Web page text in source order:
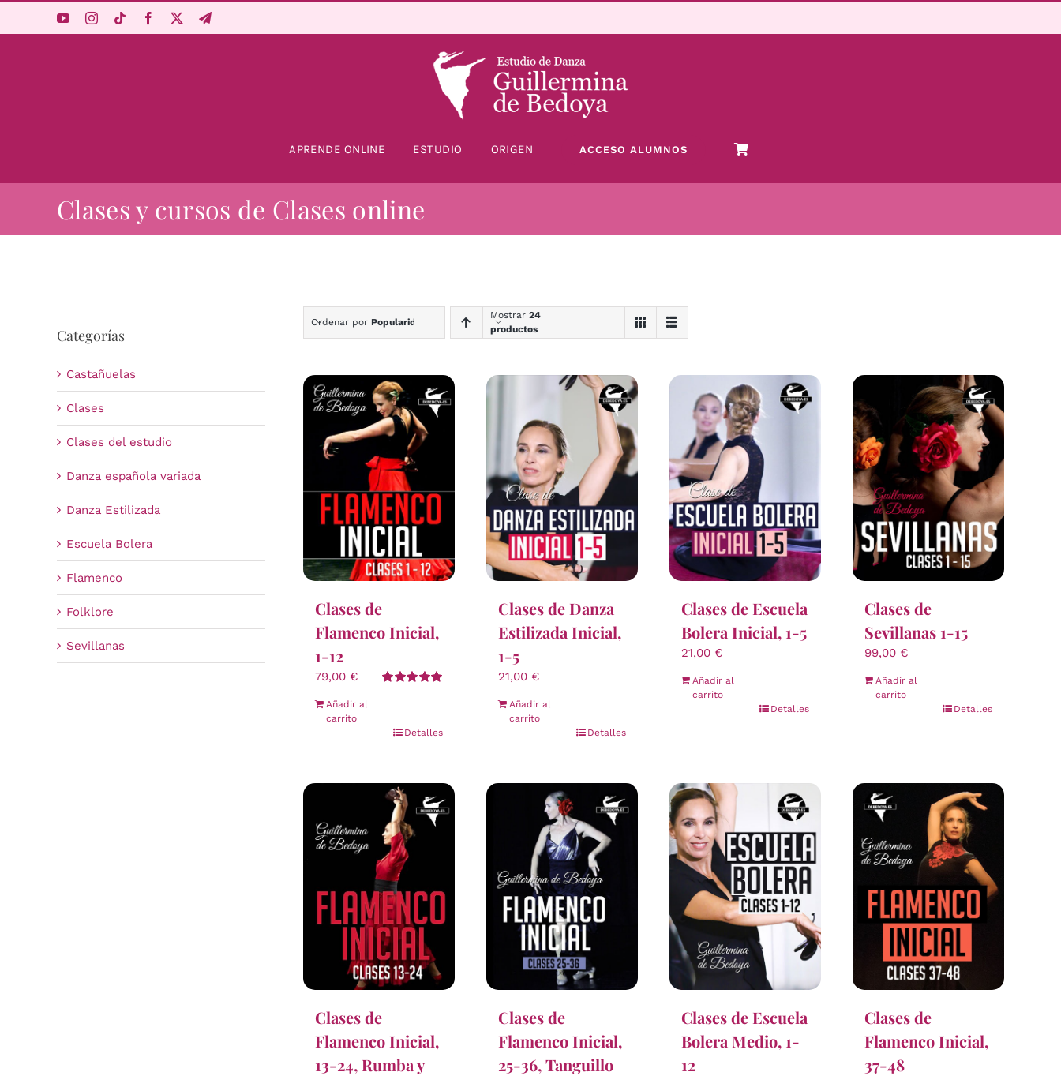
APRENDE ONLINE ESTUDIO ORIGEN ACCESO ALUMNOS
Clases y cursos de Clases online
Categorías
Castañuelas
Clases
Clases del estudio
Danza española variada
Danza Estilizada
Escuela Bolera
Flamenco
Folklore
Sevillanas
Ordenar por Popularidad
Mostrar 24
productos
Clases de
Flamenco Inicial,
1-12
79,00 €
Añadir al
carrito
Detalles
Clases de Danza
Estilizada Inicial,
1-5
21,00 €
Añadir al
carrito
Detalles
Clases de Escuela
Bolera Inicial, 1-5
21,00 €
Añadir al
carrito
Detalles
Clases de
Sevillanas 1-15
99,00 €
Añadir al
carrito
Detalles
Clases de
Flamenco Inicial,
13-24, Rumba y
Clases de
Flamenco Inicial,
25-36, Tanguillo
Clases de Escuela
Bolera Medio, 1-
12
Clases de
Flamenco Inicial,
37-48